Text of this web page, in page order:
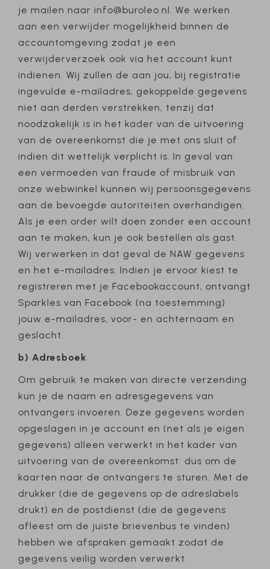
je mailen naar info@buroleo.nl. We werken
aan een verwijder mogelijkheid binnen de
accountomgeving zodat je een
verwijderverzoek ook via het account kunt
indienen. Wij zullen de aan jou, bij registratie
ingevulde e-mailadres, gekoppelde gegevens
niet aan derden verstrekken, tenzij dat
noodzakelijk is in het kader van de uitvoering
van de overeenkomst die je met ons sluit of
indien dit wettelijk verplicht is. In geval van
een vermoeden van fraude of misbruik van
onze webwinkel kunnen wij persoonsgegevens
aan de bevoegde autoriteiten overhandigen.
Als je een order wilt doen zonder een account
aan te maken, kun je ook bestellen als gast.
Wij verwerken in dat geval de NAW gegevens
en het e-mailadres. Indien je ervoor kiest te
registreren met je Facebookaccount, ontvangt
Sparkles van Facebook (na toestemming)
jouw e-mailadres, voor- en achternaam en
geslacht.
b) Adresboek
Om gebruik te maken van directe verzending
kun je de naam en adresgegevens van
ontvangers invoeren. Deze gegevens worden
opgeslagen in je account en (net als je eigen
gegevens) alleen verwerkt in het kader van
uitvoering van de overeenkomst: dus om de
kaarten naar de ontvangers te sturen. Met de
drukker (die de gegevens op de adreslabels
drukt) en de postdienst (die de gegevens
afleest om de juiste brievenbus te vinden)
hebben we afspraken gemaakt zodat de
gegevens veilig worden verwerkt.